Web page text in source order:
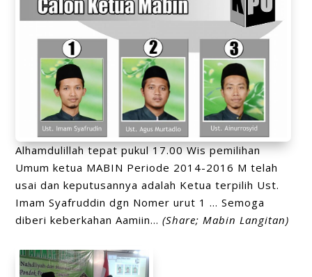
Alhamdulillah tepat pukul 17.00 Wis pemilihan
Umum ketua MABIN Periode 2014-2016 M telah
usai dan keputusannya adalah Ketua terpilih Ust.
Imam Syafruddin dgn Nomer urut 1 … Semoga
diberi keberkahan Aamiin…(Share; Mabin Langitan)